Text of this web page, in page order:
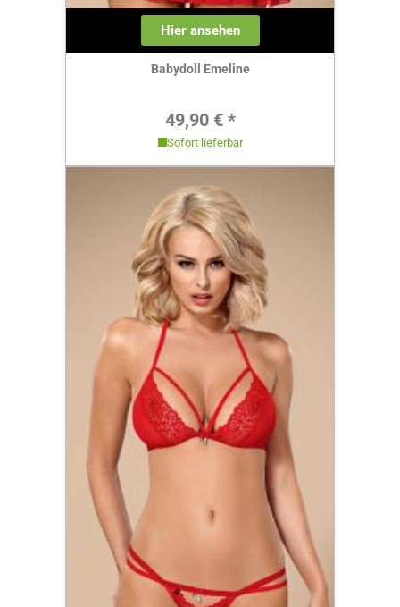
Hier ansehen
Babydoll Emeline
Regulärer Preis:
49,90 € *
Sofort lieferbar